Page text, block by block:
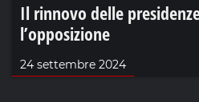
Il rinnovo delle
l’opposizione
24 settembre 2024